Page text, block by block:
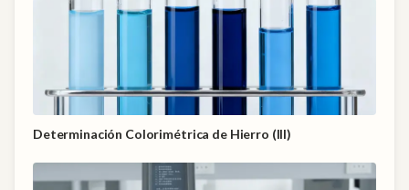
Determinación Colorimétrica de Hierro (III)